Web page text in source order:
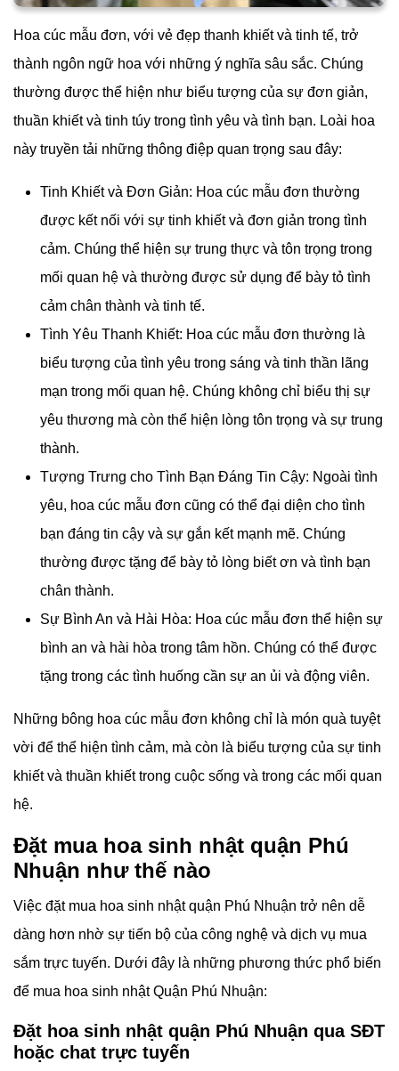
Hoa cúc mẫu đơn, với vẻ đẹp thanh khiết và tinh tế, trở
thành ngôn ngữ hoa với những ý nghĩa sâu sắc. Chúng
thường được thể hiện như biểu tượng của sự đơn giản,
thuần khiết và tinh túy trong tình yêu và tình bạn. Loài hoa
này truyền tải những thông điệp quan trọng sau đây:
Tinh Khiết và Đơn Giản: Hoa cúc mẫu đơn thường
được kết nối với sự tinh khiết và đơn giản trong tình
cảm. Chúng thể hiện sự trung thực và tôn trọng trong
mối quan hệ và thường được sử dụng để bày tỏ tình
cảm chân thành và tinh tế.
Tình Yêu Thanh Khiết: Hoa cúc mẫu đơn thường là
biểu tượng của tình yêu trong sáng và tinh thần lãng
mạn trong mối quan hệ. Chúng không chỉ biểu thị sự
yêu thương mà còn thể hiện lòng tôn trọng và sự trung
thành.
Tượng Trưng cho Tình Bạn Đáng Tin Cậy: Ngoài tình
yêu, hoa cúc mẫu đơn cũng có thể đại diện cho tình
bạn đáng tin cậy và sự gắn kết mạnh mẽ. Chúng
thường được tặng để bày tỏ lòng biết ơn và tình bạn
chân thành.
Sự Bình An và Hài Hòa: Hoa cúc mẫu đơn thể hiện sự
bình an và hài hòa trong tâm hồn. Chúng có thể được
tặng trong các tình huống cần sự an ủi và động viên.
Những bông hoa cúc mẫu đơn không chỉ là món quà tuyệt
vời để thể hiện tình cảm, mà còn là biểu tượng của sự tinh
khiết và thuần khiết trong cuộc sống và trong các mối quan
hệ.
Đặt mua hoa sinh nhật quận Phú
Nhuận như thế nào
Việc đặt mua hoa sinh nhật quận Phú Nhuận trở nên dễ
dàng hơn nhờ sự tiến bộ của công nghệ và dịch vụ mua
sắm trực tuyến. Dưới đây là những phương thức phổ biến
để mua hoa sinh nhật Quận Phú Nhuận:
Đặt hoa sinh nhật quận Phú Nhuận qua SĐT
hoặc chat trực tuyến